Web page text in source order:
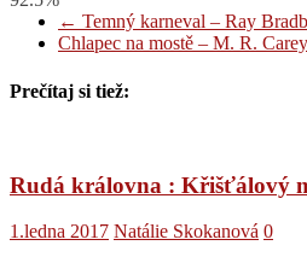
← Temný karneval – Ray
Chlapec na mostě – M. R. Carey
Prečítaj si tiež:
Rudá královna : Křišťálový
1.ledna 2017 Natálie Skokanová 0